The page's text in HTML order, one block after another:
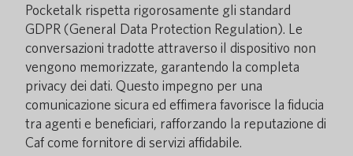
Pocketalk rispetta rigorosamente gli standard
GDPR (General Data Protection Regulation). Le
conversazioni tradotte attraverso il dispositivo non
vengono memorizzate, garantendo la completa
privacy dei dati. Questo impegno per una
comunicazione sicura ed effimera favorisce la fiducia
tra agenti e beneficiari, rafforzando la reputazione di
Caf come fornitore di servizi affidabile.